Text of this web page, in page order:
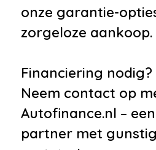
onze garantie-
zorgeloze aankoop.
Financiering nodig?
Neem contact op
Autofinance.nl –
partner met